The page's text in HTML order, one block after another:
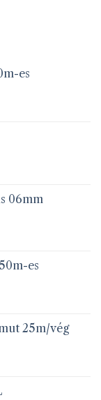
es
06mm
es
25m/vég